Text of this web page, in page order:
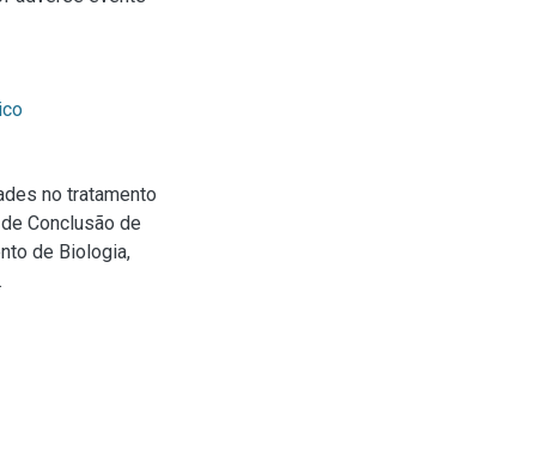
no tratamento
Conclusão de
de Biologia,